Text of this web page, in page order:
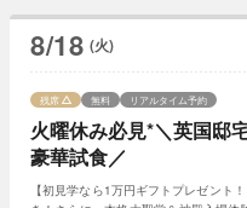
8/18 (火)
火曜休み必見*＼英国邸
豪華試食／
残席 無料 リアルタイム予約
【初見学なら1万円ギフトプレゼント